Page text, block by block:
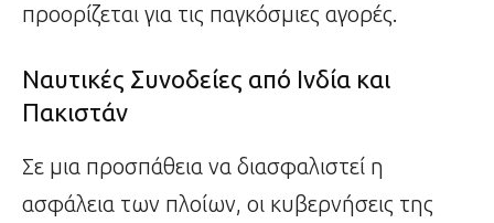
προορίζεται για τις παγκόσμιες αγορές.
Ναυτικές Συνοδείες από Ινδία και
Πακιστάν
Σε μια προσπάθεια να διασφαλιστεί η
ασφάλεια των πλοίων, οι κυβερνήσεις της